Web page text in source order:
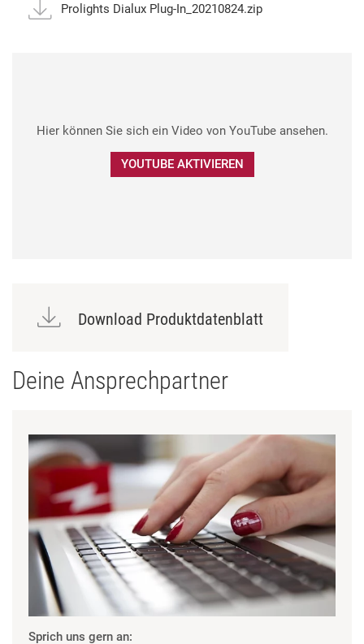
Prolights Dialux Plug-In_20210824.zip
Hier können Sie sich ein Video von YouTube ansehen.
YOUTUBE AKTIVIEREN
Download Produktdatenblatt
Deine Ansprechpartner
Sprich uns gern an: